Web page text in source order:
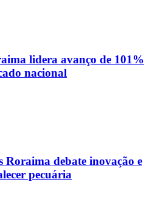
lidera avanço de 101%
nacional
Roraima debate inovação e
pecuária